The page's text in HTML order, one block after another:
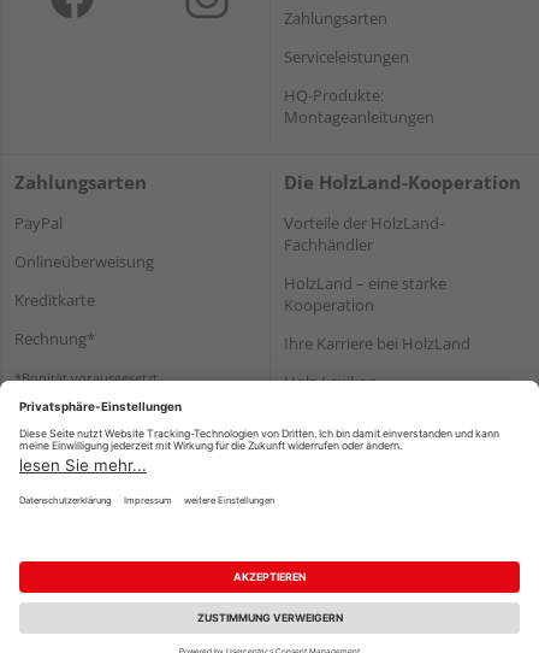
Zahlungsarten
Serviceleistungen
HQ-Produkte:
Montageanleitungen
Zahlungsarten
PayPal
Onlineüberweisung
Kreditkarte
Rechnung*
*Bonität vorausgesetzt
Die HolzLand-Kooperation
Vorteile der HolzLand-
Fachhändler
HolzLand – eine starke
Kooperation
Ihre Karriere bei HolzLand
Holz-Lexikon
Impressum Datenschutz
Nutzungsbedingungen
Barrierefreiheitserklärung
Vertrag widerrufen